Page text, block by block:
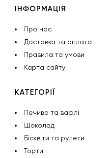
ІНФОРМАЦІЯ
Про нас
Доставка та оплата
Правила та умови
Карта сайту
КАТЕГОРІЇ
Печиво та вафлі
Шоколад
Бісквіти та рулети
Торти